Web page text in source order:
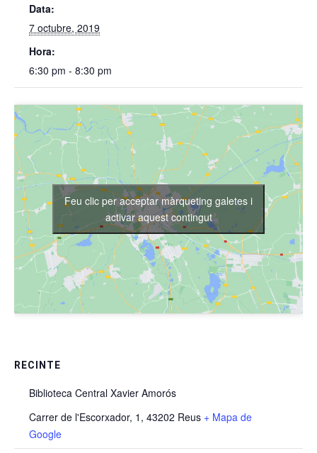
Data:
7 octubre, 2019
Hora:
6:30 pm - 8:30 pm
RECINTE
Biblioteca Central Xavier Amorós
Carrer de l'Escorxador, 1, 43202 Reus + Mapa de
Google
Feu clic per acceptar màrqueting galetes i
activar aquest contingut